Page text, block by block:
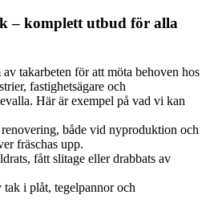
– komplett utbud för alla
takarbeten för att möta behoven hos
fastighetsägare och
Här är exempel på vad vi kan
både vid nyproduktion och
fräschas upp.
fått slitage eller drabbats av
i plåt, tegelpannor och